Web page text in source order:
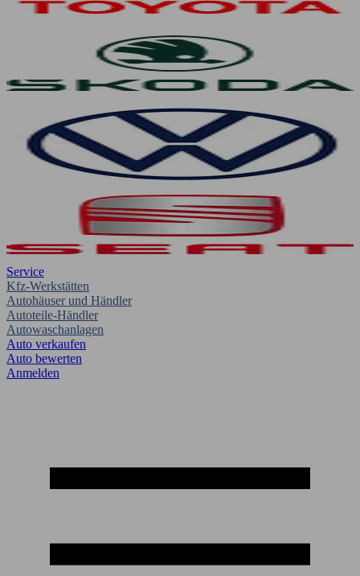
Service
Kfz-Werkstätten
Autohäuser und Händler
Autoteile-Händler
Autowaschanlagen
Auto verkaufen
Auto bewerten
Anmelden